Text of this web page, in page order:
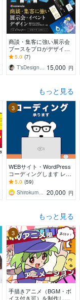
商談・集客に強い展示会
ブースをプロがデザイン
します 初出展でも安
心！“選ばれるブース”を
形にします
5.0 (7)
T’sDesign（ティーズデザイン） 15,000 円
もっと見る
3
WEBサイト・WordPress
コーディングします レス
ポンシブ込みの費用。最
小限のコストでコーディ
ングします！
5.0 (59)
20,000 円
もっと見る
3
手描きアニメ（BGM・ボ
イス付き可）を制作しま